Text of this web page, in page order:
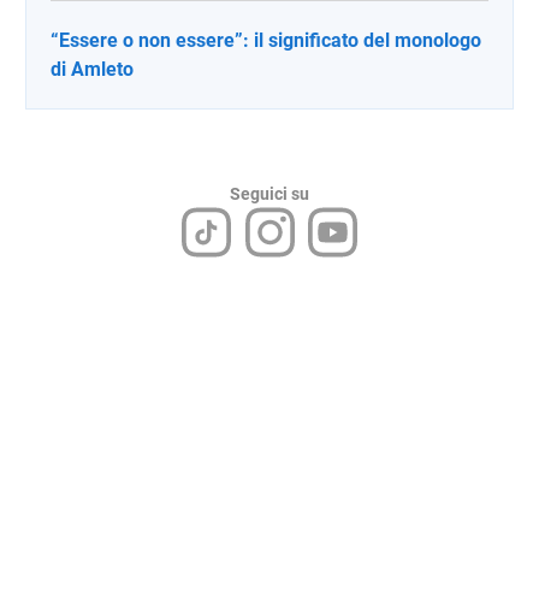
“Essere o non essere”: il significato del monologo
di Amleto
Seguici su